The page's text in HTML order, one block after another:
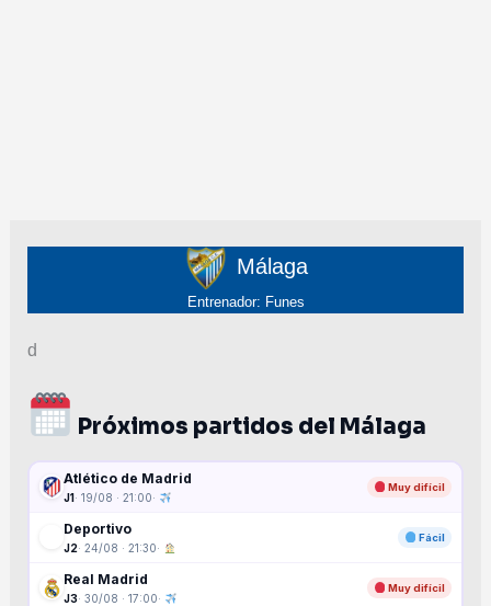
Málaga
Entrenador: Funes
d
Próximos partidos del Málaga
Atlético de Madrid
J1· 19/08 · 21:00·
Muy difícil
Deportivo
J2· 24/08 · 21:30·
Fácil
Real Madrid
J3· 30/08 · 17:00·
Muy difícil